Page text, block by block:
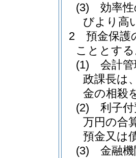
(3)
効率
びより高
2
預金保護
こととす
(1)
会計
政課長は
金の相殺
(2)
利子
万円の合
預金又は
(3)
金融